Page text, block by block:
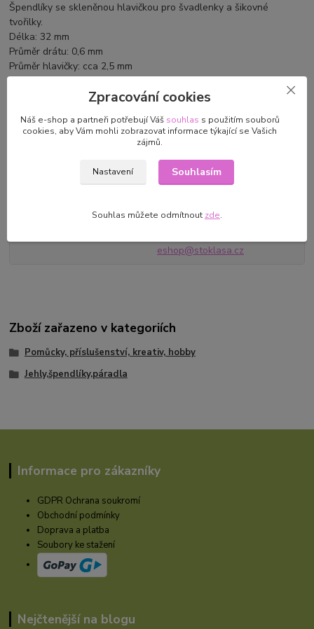
Špendlíky se skleněnou hlavičkou pro švadlenky a šikovné
tvořilky.
Délka: 32 mm
Průměr drátu: 0,6 mm
Průměr hlavičky: cca 2,5 mm
s.r.o. Průmyslová 934/13, 747
eshop@stoklasa.cz
Zboží zařazeno v kategoriích
Pomůcky, příslušenství, kreativ, hobby
Jehly,špendlíky,páradla
Informace pro zákazníky
GDPR Ochrana soukromí
Obchodní podmínky
Doprava a platba
Soubory ke stažení
Nejčtenější na blogu
Zpracování cookies
Náš e-shop a partneři potřebují Váš souhlas s použitím souborů
cookies, aby Vám mohli zobrazovat informace týkající se Vašich
zájmů.
Nastavení Souhlasím
Souhlas můžete odmítnout zde.